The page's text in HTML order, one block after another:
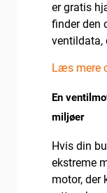
er gratis
finder den
ventildata,
Læs mere
En
miljøer
Hvis din
ekstreme
motor, der